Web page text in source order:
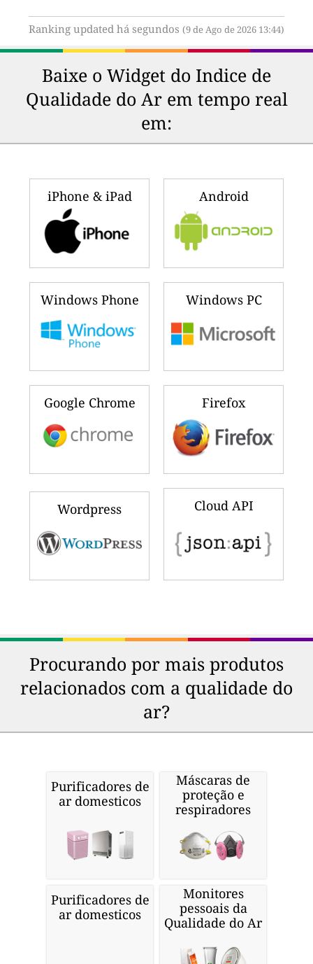
Ranking updated há segundos (9 de Ago de 2026 13:44)
Baixe o Widget do Indice de
Qualidade do Ar em tempo real
em:
iPhone & iPad Android
Windows Phone Windows PC
Google Chrome Firefox
Wordpress Cloud API
Procurando por mais produtos
relacionados com a qualidade do
ar?
Purificadores de
ar domesticos
Máscaras de
proteção e
respiradores
Purificadores de
ar domesticos
Monitores
pessoais da
Qualidade do Ar